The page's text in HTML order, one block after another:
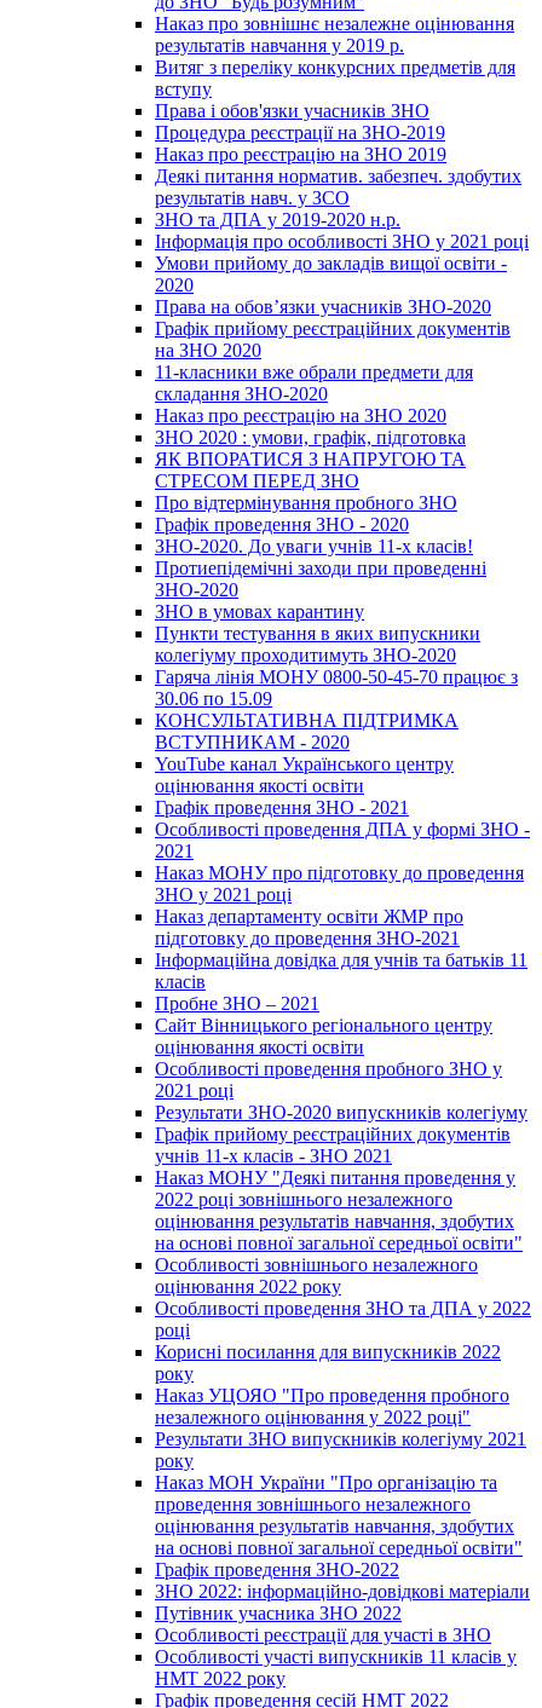
Наказ про зовнішнє незалежне оцінювання
результатів навчання у 2019 р.
Витяг з переліку конкурсних предметів для
вступу
Права і обов'язки учасників ЗНО
Процедура реєстрації на ЗНО-2019
Наказ про реєстрацію на ЗНО 2019
Деякі питання норматив. забезпеч. здобутих
результатів навч. у ЗСО
ЗНО та ДПА у 2019-2020 н.р.
Інформація про особливості ЗНО у 2021 році
Умови прийому до закладів вищої освіти -
2020
Права на обов’язки учасників ЗНО-2020
Графік прийому реєстраційних документів
на ЗНО 2020
11-класники вже обрали предмети для
складання ЗНО-2020
Наказ про реєстрацію на ЗНО 2020
ЗНО 2020 : умови, графік, підготовка
ЯК ВПОРАТИСЯ З НАПРУГОЮ ТА
СТРЕСОМ ПЕРЕД ЗНО
Про відтермінування пробного ЗНО
Графік проведення ЗНО - 2020
ЗНО-2020. До уваги учнів 11-х класів!
Протиепідемічні заходи при проведенні
ЗНО-2020
ЗНО в умовах карантину
Пункти тестування в яких випускники
колегіуму проходитимуть ЗНО-2020
Гаряча лінія МОНУ 0800-50-45-70 працює з
30.06 по 15.09
КОНСУЛЬТАТИВНА ПІДТРИМКА
ВСТУПНИКАМ - 2020
YouTube канал Українського центру
оцінювання якості освіти
Графік проведення ЗНО - 2021
Особливості проведення ДПА у формі ЗНО -
2021
Наказ МОНУ про підготовку до проведення
ЗНО у 2021 році
Наказ департаменту освіти ЖМР про
підготовку до проведення ЗНО-2021
Інформаційна довідка для учнів та батьків 11
класів
Пробне ЗНО – 2021
Сайт Вінницького регіонального центру
оцінювання якості освіти
Особливості проведення пробного ЗНО у
2021 році
Результати ЗНО-2020 випускників колегіуму
Графік прийому реєстраційних документів
учнів 11-х класів - ЗНО 2021
Наказ МОНУ "Деякі питання проведення у
2022 році зовнішнього незалежного
оцінювання результатів навчання, здобутих
на основі повної загальної середньої освіти"
Особливості зовнішнього незалежного
оцінювання 2022 року
Особливості проведення ЗНО та ДПА у 2022
році
Корисні посилання для випускників 2022
року
Наказ УЦОЯО "Про проведення пробного
незалежного оцінювання у 2022 році"
Результати ЗНО випускників колегіуму 2021
року
Наказ МОН України "Про організацію та
проведення зовнішнього незалежного
оцінювання результатів навчання, здобутих
на основі повної загальної середньої освіти"
Графік проведення ЗНО-2022
ЗНО 2022: інформаційно-довідкові матеріали
Путівник учасника ЗНО 2022
Особливості реєстрації для участі в ЗНО
Особливості участі випускників 11 класів у
НМТ 2022 року
Графік проведення сесій НМТ 2022